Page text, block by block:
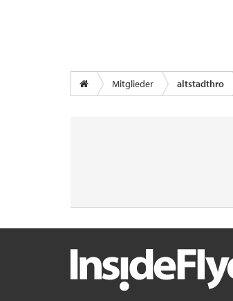
Mitglieder altstadthro